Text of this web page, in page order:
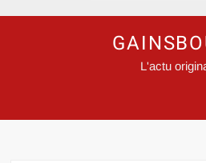
L'actu